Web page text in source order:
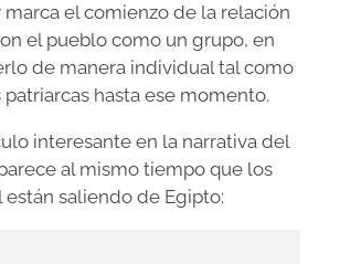
marca el comienzo de la relación
el pueblo como un grupo, en
de manera individual tal como
hasta ese momento.
interesante en la narrativa del
al mismo tiempo que los
están saliendo de Egipto: